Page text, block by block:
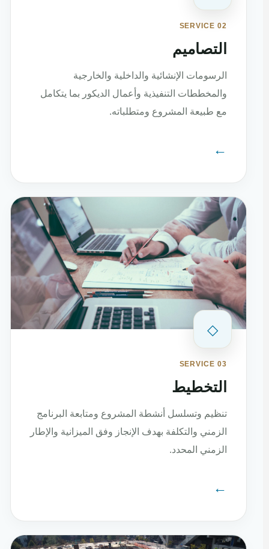
SERVICE 02
التصاميم
الرسومات الإنشائية والداخلية والخارجية
والمخططات التنفيذية وأعمال الديكور بما يتكامل
مع طبيعة المشروع ومتطلباته.
←
◇
SERVICE 03
التخطيط
تنظيم وتسلسل أنشطة المشروع ومتابعة البرنامج
الزمني والتكلفة بهدف الإنجاز وفق الميزانية والإطار
الزمني المحدد.
←